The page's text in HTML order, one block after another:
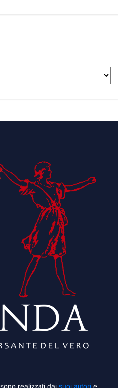
sono realizzati dai suoi autori e